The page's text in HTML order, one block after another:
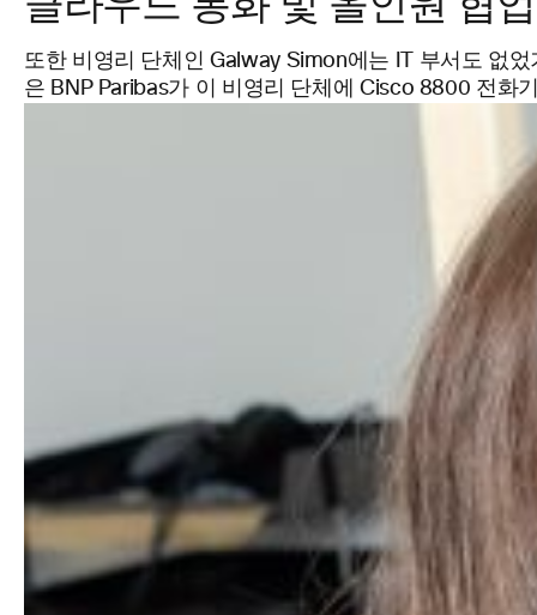
또한 비영리 단체인 Galway Simon에는 IT 부서도 없
은 BNP Paribas가 이 비영리 단체에 Cisco 8800 전화